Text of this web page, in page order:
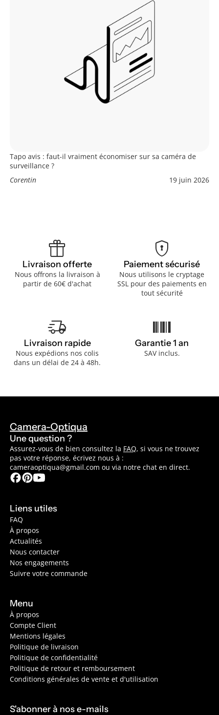
Tapo avis : faut-il vraiment économiser sur sa caméra de
surveillance ?
Corentin
19 juin 2026
featured_seasonal_and_gifts
Livraison offerte
Nous offrons la livraison à
partir de 60€ d'achat
encrypted
Paiement sécurisé
Nous utilisons le cryptage
SSL pour des paiements en
tout sécurité
delivery_truck_speed
Livraison rapide
Nous expédions nos colis
dans un délai de 24 à 48h.
barcode
Garantie 1 an
SAV inclus.
Camera-Optiqua
Une question ?
Assurez-vous de bien consultez la FAQ, si vous ne trouvez
pas votre réponse, écrivez nous à :
cameraoptiqua@gmail.com ou via notre chat en direct.
Liens utiles
FAQ
À propos
Actualités
Nous contacter
Nos engagements
Suivre votre commande
Menu
À propos
Compte Client
Mentions légales
Politique de livraison
Politique de confidentialité
Politique de retour et remboursement
Conditions générales de vente et d'utilisation
S'abonner à nos e-mails